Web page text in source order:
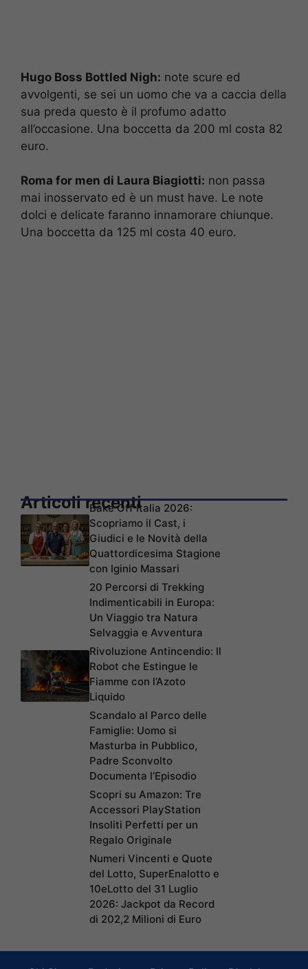
Hugo Boss Bottled Nigh: note scure ed
avvolgenti, se sei un uomo che va a caccia della
sua preda questo è il profumo adatto
all’occasione. Una boccetta da 200 ml costa 82
euro.
Roma for men di Laura Biagiotti: non passa
mai inosservato ed è un must have. Le note
dolci e delicate faranno innamorare chiunque.
Una boccetta da 125 ml costa 40 euro.
Articoli recentiBake Off Italia 2026:
Scopriamo il Cast, i
Giudici e le Novità della
Quattordicesima Stagione
con Iginio Massari
20 Percorsi di Trekking
Indimenticabili in Europa:
Un Viaggio tra Natura
Selvaggia e Avventura
Rivoluzione Antincendio: Il
Robot che Estingue le
Fiamme con l’Azoto
Liquido
Scandalo al Parco delle
Famiglie: Uomo si
Masturba in Pubblico,
Padre Sconvolto
Documenta l’Episodio
Scopri su Amazon: Tre
Accessori PlayStation
Insoliti Perfetti per un
Regalo Originale
Numeri Vincenti e Quote
del Lotto, SuperEnalotto e
10eLotto del 31 Luglio
2026: Jackpot da Record
di 202,2 Milioni di Euro